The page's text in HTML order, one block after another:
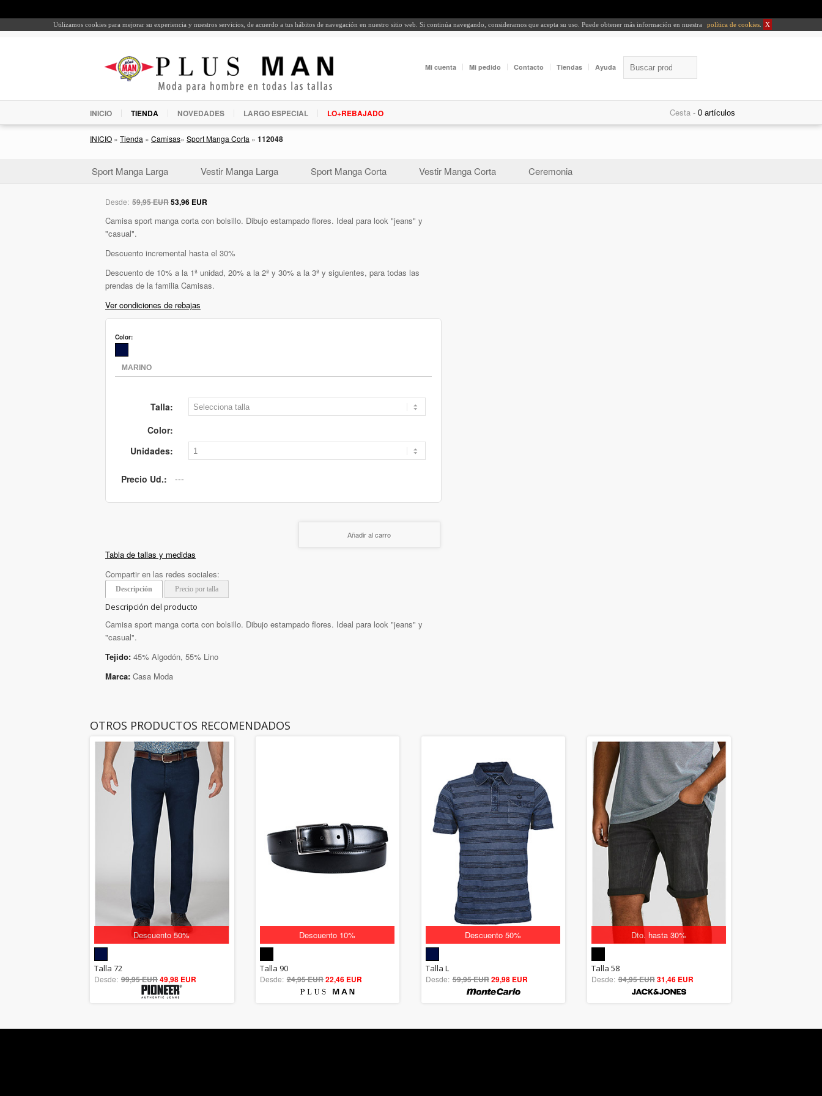
Utilizamos cookies para mejorar su experiencia y nuestros servicios, de acuerdo a tus hábitos de navegación en nuestro sitio web. Si continúa navegando, consideramos que acepta su uso. Puede obtener más información en nuestra política de cookies X
Mi cuenta Mi pedido Contacto Tiendas Ayuda
INICIO TIENDA NOVEDADES LARGO ESPECIAL LO+REBAJADO Cesta -
INICIO » Tienda » Camisas» Sport Manga Corta » 112048
Sport Manga Larga Vestir Manga Larga Sport Manga Corta Vestir Manga Corta Ceremonia
Desde: 59,95 EUR53,96 EUR
Camisa sport manga corta con bolsillo. Dibujo estampado flores. Ideal para look "jeans" y
"casual".
Descuento incremental hasta el 30%
Descuento de 10% a la 1ª unidad, 20% a la 2ª y 30% a la 3ª y siguientes, para todas las
prendas de la familia Camisas.
Ver condiciones de rebajas
Color:
Talla:
Color:
Unidades:
Precio Ud.:
Añadir al carro
Tabla de tallas y medidas
Compartir en las redes sociales:
Descripción Precio por talla
Descripción del producto
Camisa sport manga corta con bolsillo. Dibujo estampado flores. Ideal para look "jeans" y
"casual".
Tejido: 45% Algodón, 55% Lino
Marca: Casa Moda
OTROS PRODUCTOS RECOMENDADOS
Descuento 50%
out of 5
Talla 72
Desde: 99,95 EUR49,98 EUR
Descuento 10%
out of 5
Talla 90
Desde: 24,95 EUR22,46 EUR
Descuento 50%
out of 5
Talla L
Desde: 59,95 EUR29,98 EUR
Dto. hasta 30%
out of 5
Talla 58
Desde: 34,95 EUR31,46 EUR